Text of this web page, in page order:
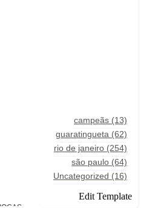
campeãs (13)
guaratingueta (62)
rio de janeiro (254)
são paulo (64)
Uncategorized (16)
Edit Template